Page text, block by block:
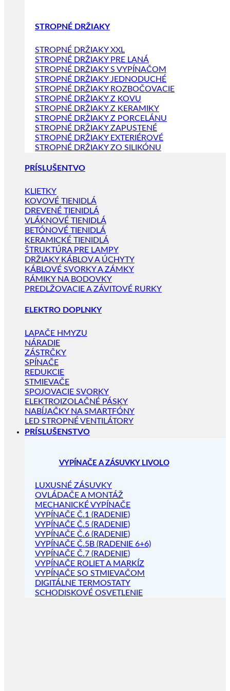
STROPNÉ DRŽIAKY
STROPNÉ DRŽIAKY XXL
STROPNÉ DRŽIAKY PRE LANÁ
STROPNÉ DRŽIAKY S VYPÍNAČOM
STROPNÉ DRŽIAKY JEDNODUCHÉ
STROPNÉ DRŽIAKY ROZBOČOVACIE
STROPNÉ DRŽIAKY Z KOVU
STROPNÉ DRŽIAKY Z KERAMIKY
STROPNÉ DRŽIAKY Z PORCELÁNU
STROPNÉ DRŽIAKY ZAPUSTENÉ
STROPNÉ DRŽIAKY EXTERIÉROVÉ
STROPNÉ DRŽIAKY ZO SILIKÓNU
PRÍSLUŠENTVO
KLIETKY
KOVOVÉ TIENIDLÁ
DREVENÉ TIENIDLÁ
VLÁKNOVÉ TIENIDLÁ
BETÓNOVÉ TIENIDLÁ
KERAMICKÉ TIENIDLÁ
ŠTRUKTÚRA PRE LAMPY
DRŽIAKY KÁBLOV A ÚCHYTY
KÁBLOVÉ SVORKY A ZÁMKY
RÁMIKY NA BODOVKY
PREDLŽOVACIE A ZÁVITOVÉ RURKY
ELEKTRO DOPLNKY
LAPAČE HMYZU
NÁRADIE
ZÁSTRČKY
SPÍNAČE
REDUKCIE
STMIEVAČE
SPOJOVACIE SVORKY
ELEKTROIZOLAČNÉ PÁSKY
NABÍJAČKY NA SMARTFÓNY
LED STROPNÉ VENTILÁTORY
PRÍSLUŠENSTVO
VYPÍNAČE A ZÁSUVKY LIVOLO
LUXUSNÉ ZÁSUVKY
OVLÁDAČE A MONTÁŽ
MECHANICKÉ VYPÍNAČE
VYPÍNAČE Č.1 (RADENIE)
VYPÍNAČE Č.5 (RADENIE)
VYPÍNAČE Č.6 (RADENIE)
VYPÍNAČE Č.5B (RADENIE 6+6)
VYPÍNAČE Č.7 (RADENIE)
VYPÍNAČE ROLIET A MARKÍZ
VYPÍNAČE SO STMIEVAČOM
DIGITÁLNE TERMOSTATY
SCHODISKOVÉ OSVETLENIE